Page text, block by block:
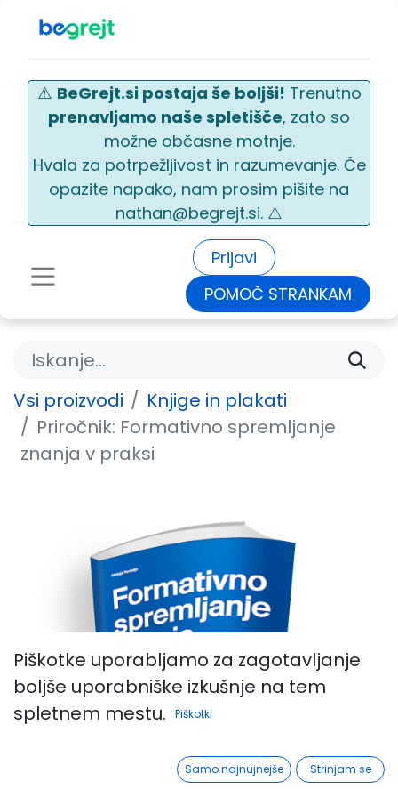
Prijavi
POMOČ STRANKAM
⚠️ BeGrejt.si postaja še boljši! Trenutno
prenavljamo naše spletišče, zato so
možne občasne motnje.
Hvala za potrpežljivost in razumevanje. Če
opazite napako, nam prosim pišite na
nathan@begrejt.si. ⚠️
Vsi proizvodi
Knjige in plakati
Priročnik: Formativno spremljanje
znanja v praksi
Piškotke uporabljamo za zagotavljanje
boljše uporabniške izkušnje na tem
spletnem mestu.
Piškotki
Samo najnujnejše Strinjam se